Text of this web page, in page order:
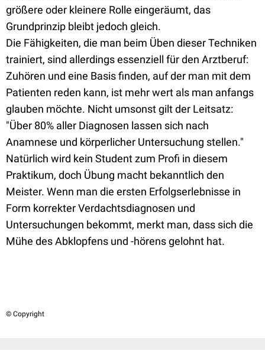
größere oder kleinere Rolle eingeräumt, das
Grundprinzip bleibt jedoch gleich.
Die Fähigkeiten, die man beim Üben dieser Techniken
trainiert, sind allerdings essenziell für den Arztberuf:
Zuhören und eine Basis finden, auf der man mit dem
Patienten reden kann, ist mehr wert als man anfangs
glauben möchte. Nicht umsonst gilt der Leitsatz:
"Über 80% aller Diagnosen lassen sich nach
Anamnese und körperlicher Untersuchung stellen."
Natürlich wird kein Student zum Profi in diesem
Praktikum, doch Übung macht bekanntlich den
Meister. Wenn man die ersten Erfolgserlebnisse in
Form korrekter Verdachtsdiagnosen und
Untersuchungen bekommt, merkt man, dass sich die
Mühe des Abklopfens und -hörens gelohnt hat.
© Copyright